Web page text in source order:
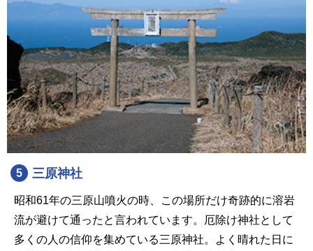
5 三原神社
昭和61年の三原山噴火の時、この場所だけ奇跡的に溶岩
流が避けて通ったと言われています。厄除け神社として
多くの人の信仰を集めている三原神社。よく晴れた日に